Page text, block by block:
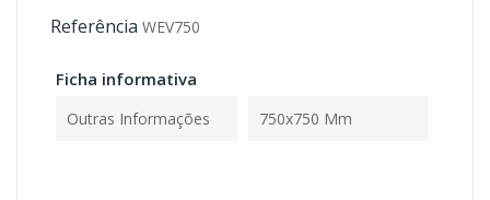
Referência WEV750
Ficha informativa
Outras Informações 750x750 Mm